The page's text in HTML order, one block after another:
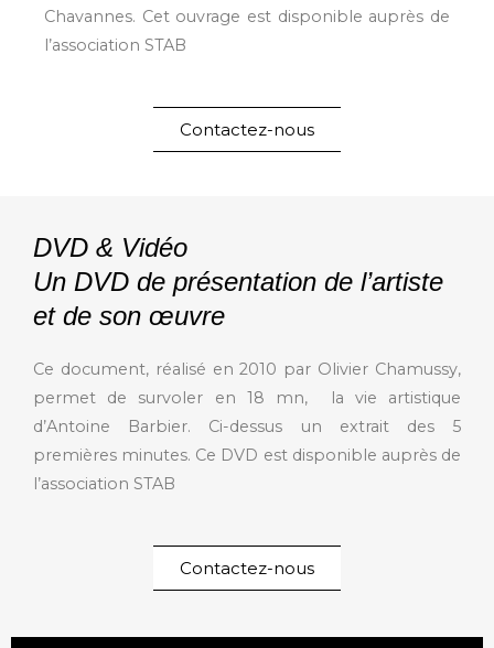
Chavannes. Cet ouvrage est disponible auprès de
l’association STAB
Contactez-nous
DVD & Vidéo
Un DVD de présentation de l’artiste
et de son œuvre
Ce document, réalisé en 2010 par Olivier Chamussy,
permet de survoler en 18 mn, la vie artistique
d’Antoine Barbier. Ci-dessus un extrait des 5
premières minutes. Ce DVD est disponible auprès de
l’association STAB
Contactez-nous